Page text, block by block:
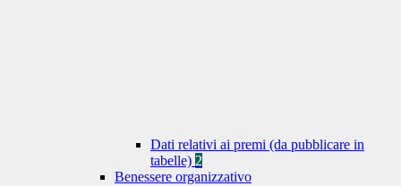
Dati relativi ai premi (da pubblicare in
tabelle) 2
Benessere organizzativo